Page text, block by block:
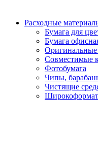
Расходные
Бумага для
Бумага
Совместимые
Фотобумага
Чипы,
Чистящие